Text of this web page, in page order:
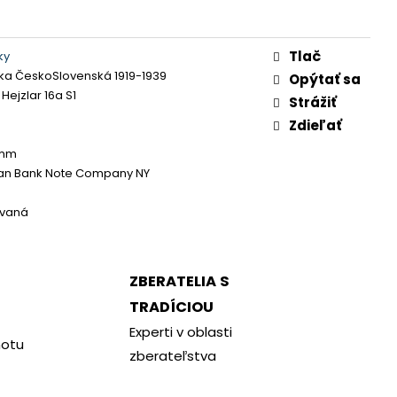
ČeskoSlovenská 1919-1939
16a S1
Bank Note Company NY
Tlač
Opýtať sa
Strážiť
Zdieľať
ZBERATELIA S
TRADÍCIOU
Experti v oblasti
zberateľstva